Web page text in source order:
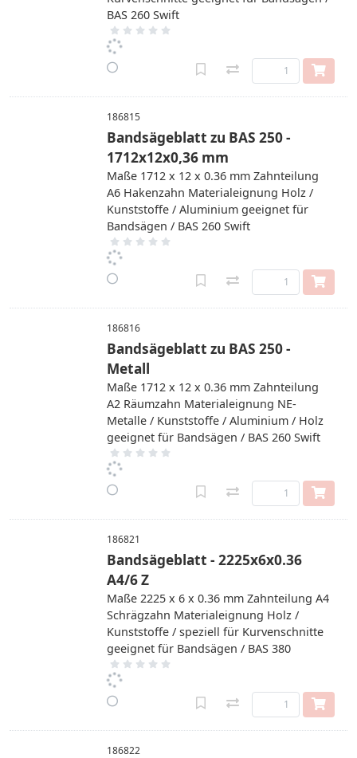
BAS 260 Swift
186815
Bandsägeblatt zu BAS 250 -
1712x12x0,36 mm
Maße 1712 x 12 x 0.36 mm Zahnteilung
A6 Hakenzahn Materialeignung Holz /
Kunststoffe / Aluminium geeignet für
Bandsägen / BAS 260 Swift
186816
Bandsägeblatt zu BAS 250 -
Metall
Maße 1712 x 12 x 0.36 mm Zahnteilung
A2 Räumzahn Materialeignung NE-
Metalle / Kunststoffe / Aluminium / Holz
geeignet für Bandsägen / BAS 260 Swift
186821
Bandsägeblatt - 2225x6x0.36
A4/6 Z
Maße 2225 x 6 x 0.36 mm Zahnteilung A4
Schrägzahn Materialeignung Holz /
Kunststoffe / speziell für Kurvenschnitte
geeignet für Bandsägen / BAS 380
186822